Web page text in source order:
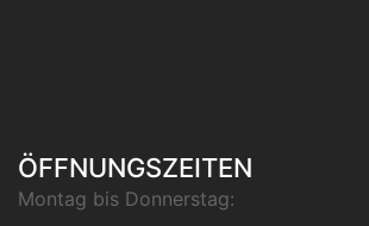
ÖFFNUNGSZEITEN
Montag bis Donnerstag: